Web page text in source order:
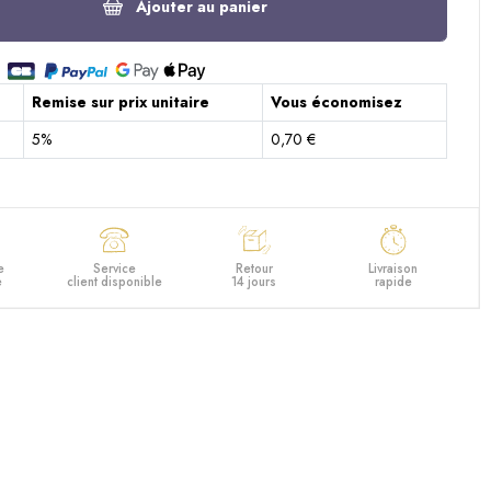
Ajouter au panier
Remise sur prix unitaire
Vous économisez
5%
0,70 €
Service
client disponible
Retour
14 jours
Livraison
rapide